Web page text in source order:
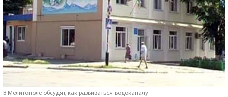
В Мелитополе обсудят, как развиваться водоканалу